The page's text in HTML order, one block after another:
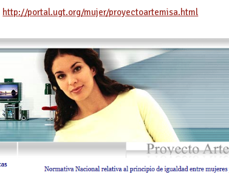
http://portal.ugt.org/mujer/proyectoartemisa.html